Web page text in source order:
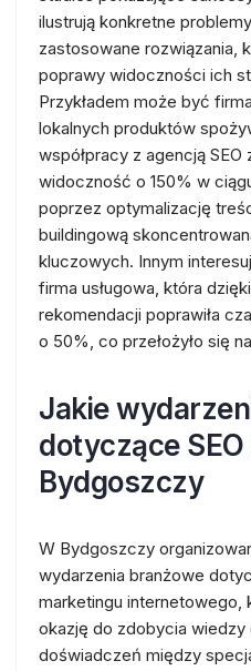
ilustrują konkretne
zastosowane rozwiązania,
poprawy widoczności ich
Przykładem może być
lokalnych produktów
współpracy z agencją SEO
widoczność o 150% w
poprzez optymalizację
buildingową
kluczowych. Innym
firma usługowa, która
rekomendacji poprawiła
o 50%, co przełożyło się
Jakie
dotyczące
Bydgoszczy
W Bydgoszczy
wydarzenia branżowe
marketingu internetowego,
okazję do zdobycia wiedzy
doświadczeń między